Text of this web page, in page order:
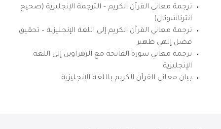
ترجمة معاني القرآن الكريم – الترجمة الإنجليزية (صحيح
انترناشونال)
ترجمة معاني القرآن الكريم إلى اللغة الإنجليزية – تحقيق
فضل إلهي ظهير
ترجمة معاني سورة الفاتحة مع الزهراوين إلى اللغة
الإنجليزية
بيان معاني القرآن الكريم باللغة الإنجليزية